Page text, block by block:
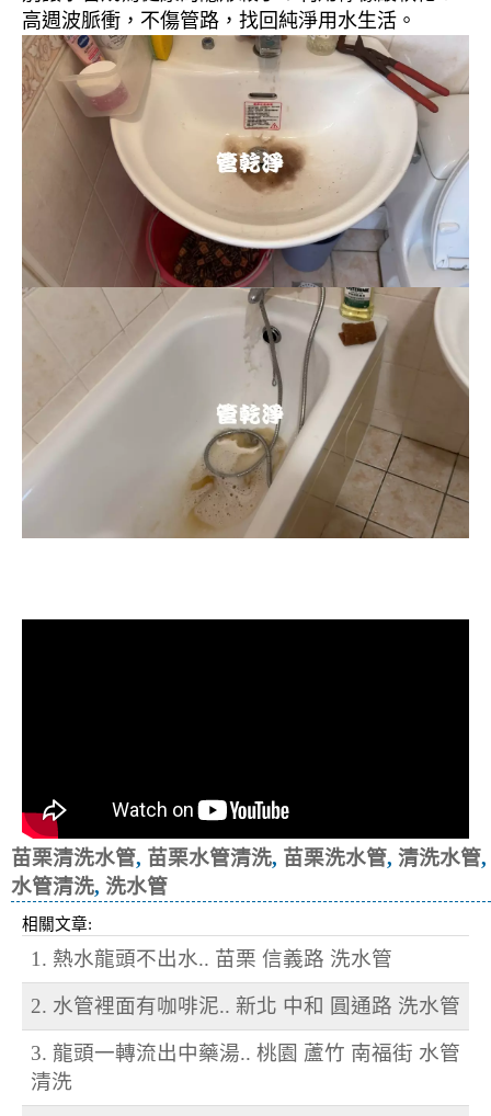
高週波脈衝，不傷管路，找回純淨用水生活。
苗栗清洗水管, 苗栗水管清洗, 苗栗洗水管, 清洗水管,
水管清洗, 洗水管
相關文章:
1. 熱水龍頭不出水.. 苗栗 信義路 洗水管
2. 水管裡面有咖啡泥.. 新北 中和 圓通路 洗水管
3. 龍頭一轉流出中藥湯.. 桃園 蘆竹 南福街 水管
清洗